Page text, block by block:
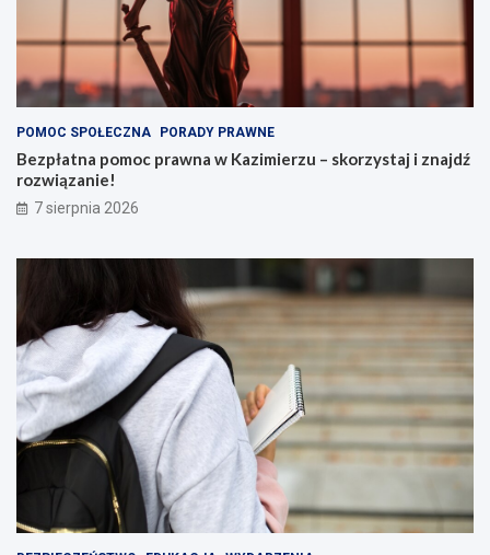
POMOC SPOŁECZNA PORADY PRAWNE
Bezpłatna pomoc prawna w Kazimierzu – skorzystaj i znajdź
rozwiązanie!
7 sierpnia 2026